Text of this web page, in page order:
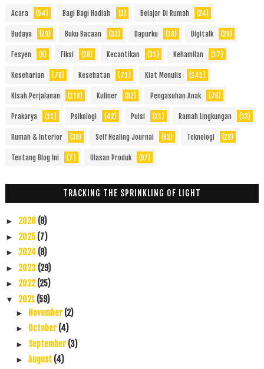
Acara (54) Bagi Bagi Hadiah (2) Belajar Di Rumah (24)
Budaya (29) Buku Bacaan (33) Dapurku (18) Digitalk (28)
Fesyen (9) Fiksi (28) Kecantikan (31) Kehamilan (17)
Keseharian (78) Kesehatan (71) Kiat Menulis (141)
Kisah Perjalanan (118) Kuliner (82) Pengasuhan Anak (76)
Prakarya (11) Psikologi (42) Puisi (21) Ramah Lingkungan (13)
Rumah & Interior (30) Self Healing Journal (63) Teknologi (28)
Tentang Blog Ini (7) Ulasan Produk (92)
TRACKING THE SPRINKLING OF LIGHT
► 2026 (8)
► 2025 (7)
► 2024 (8)
► 2023 (29)
► 2022(25)
▼ 2021 (59)
► November(2)
► October(4)
► September(3)
► August (4)